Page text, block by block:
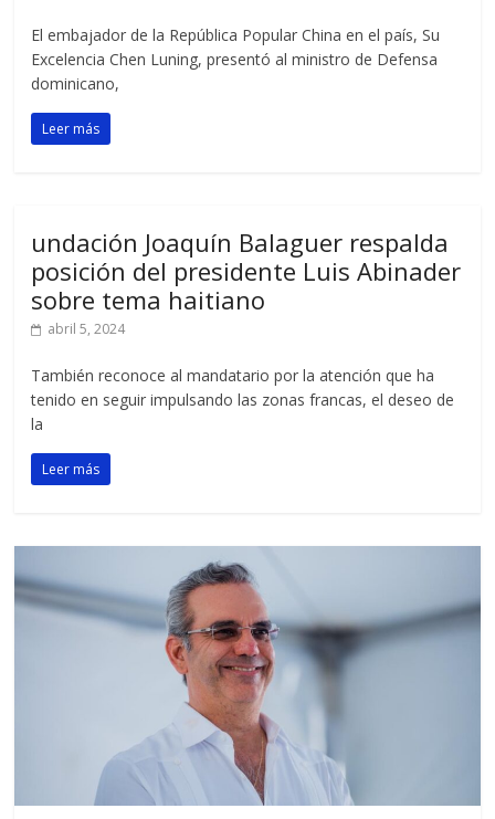
El embajador de la República Popular China en el país, Su
Excelencia Chen Luning, presentó al ministro de Defensa
dominicano,
Leer más
undación Joaquín Balaguer respalda
posición del presidente Luis Abinader
sobre tema haitiano
abril 5, 2024
También reconoce al mandatario por la atención que ha
tenido en seguir impulsando las zonas francas, el deseo de
la
Leer más